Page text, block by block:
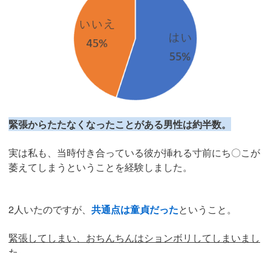
緊張からたたなくなったことがある男性は約半数。
実は私も、当時付き合っている彼が挿れる寸前にち〇こが
萎えてしまうということを経験しました。
2人いたのですが、 共通点は童貞だったということ。
緊張してしまい、おちんちんはションボリしてしまいまし